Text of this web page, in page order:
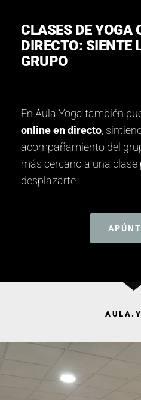
CLASES DE YOGA
DIRECTO: SIENTE
GRUPO
En Aula.Yoga también
online en directo,
acompañamiento del
más cercano a una clase
desplazarte.